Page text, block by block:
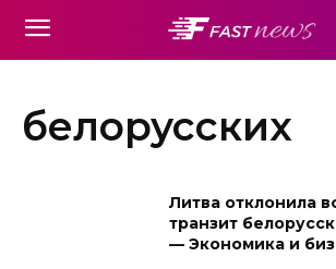
белорусских
Литва отклонила
транзит
— Экономика и